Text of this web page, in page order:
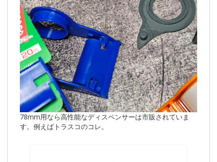
78mm用なら高性能なディスペンサーは市販されていま
す。例えばトラスコのコレ。